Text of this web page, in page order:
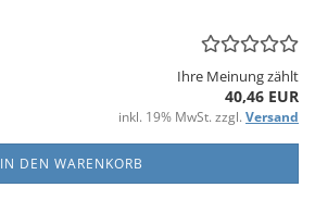
Ihre Meinung zählt
40,46 EUR
inkl. 19% MwSt. zzgl. Versand
IN DEN WARENKORB